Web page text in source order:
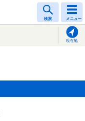
検索 メニュー
現在地